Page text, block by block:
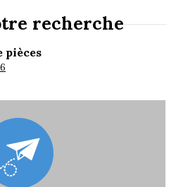
recherche
pièces